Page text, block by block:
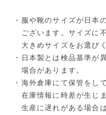
・服や靴のサイズが日本
ございます。サイズに
大きめサイズをお選びく
・日本製とは検品基準が
場合があります。
・海外倉庫にて保管をし
在庫情報に時差が生じ
生産に遅れがある場合